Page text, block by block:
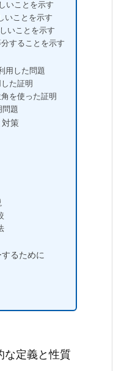
いことを示す
いことを示す
いことを示す
することを示す
用した問題
た証明
を使った証明
題
策
るために
な定義と性質